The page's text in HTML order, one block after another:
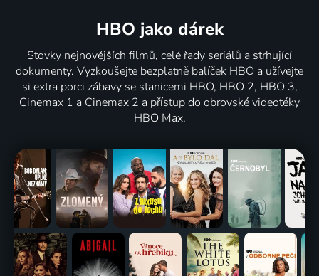
HBO jako dárek
Stovky nejnovějších filmů, celé řady seriálů a strhující
dokumenty. Vyzkoušejte bezplatně balíček HBO a užívejte
si extra porci zábavy se stanicemi HBO, HBO 2, HBO 3,
Cinemax 1 a Cinemax 2 a přístup do obrovské videotéky
HBO Max.